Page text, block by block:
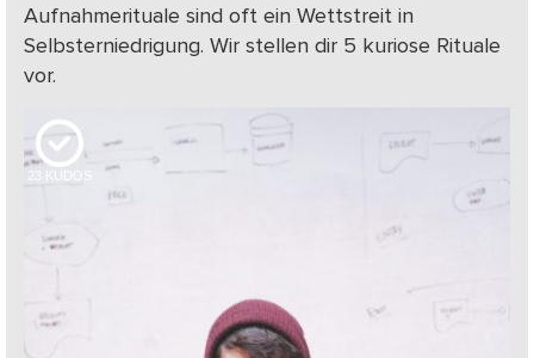
Aufnahmerituale sind oft ein Wettstreit in
Selbsterniedrigung. Wir stellen dir 5 kuriose Rituale
vor.
23 KUDOS